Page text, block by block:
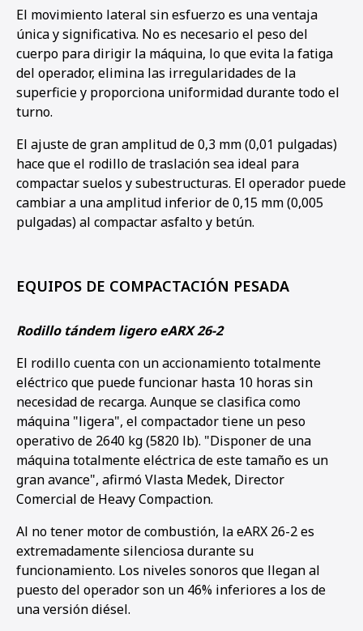
El movimiento lateral sin esfuerzo es una ventaja
única y significativa. No es necesario el peso del
cuerpo para dirigir la máquina, lo que evita la fatiga
del operador, elimina las irregularidades de la
superficie y proporciona uniformidad durante todo el
turno.
El ajuste de gran amplitud de 0,3 mm (0,01 pulgadas)
hace que el rodillo de traslación sea ideal para
compactar suelos y subestructuras. El operador puede
cambiar a una amplitud inferior de 0,15 mm (0,005
pulgadas) al compactar asfalto y betún.
EQUIPOS DE COMPACTACIÓN PESADA
Rodillo tándem ligero eARX 26-2
El rodillo cuenta con un accionamiento totalmente
eléctrico que puede funcionar hasta 10 horas sin
necesidad de recarga. Aunque se clasifica como
máquina "ligera", el compactador tiene un peso
operativo de 2640 kg (5820 lb). "Disponer de una
máquina totalmente eléctrica de este tamaño es un
gran avance", afirmó Vlasta Medek, Director
Comercial de Heavy Compaction.
Al no tener motor de combustión, la eARX 26-2 es
extremadamente silenciosa durante su
funcionamiento. Los niveles sonoros que llegan al
puesto del operador son un 46% inferiores a los de
una versión diésel.